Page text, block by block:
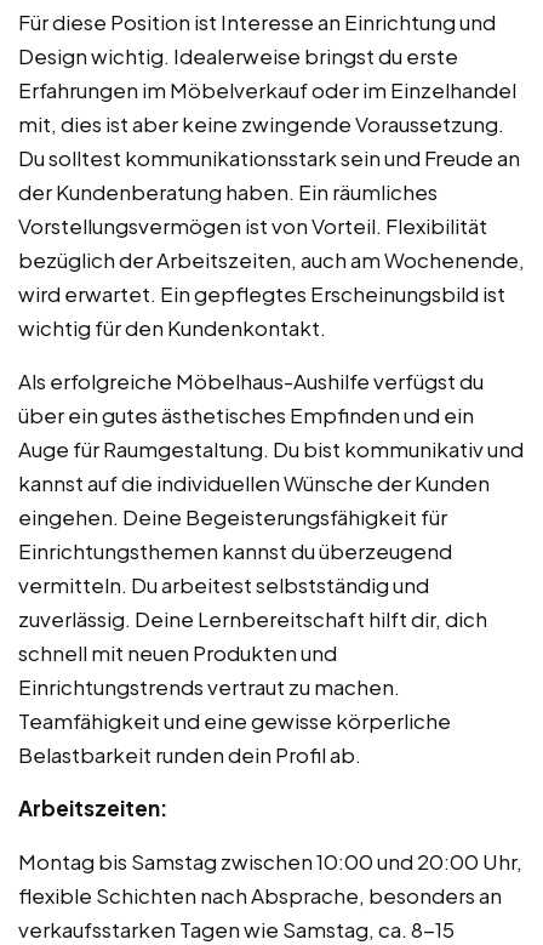
Für diese Position ist Interesse an Einrichtung und
Design wichtig. Idealerweise bringst du erste
Erfahrungen im Möbelverkauf oder im Einzelhandel
mit, dies ist aber keine zwingende Voraussetzung.
Du solltest kommunikationsstark sein und Freude an
der Kundenberatung haben. Ein räumliches
Vorstellungsvermögen ist von Vorteil. Flexibilität
bezüglich der Arbeitszeiten, auch am Wochenende,
wird erwartet. Ein gepflegtes Erscheinungsbild ist
wichtig für den Kundenkontakt.
Als erfolgreiche Möbelhaus-Aushilfe verfügst du
über ein gutes ästhetisches Empfinden und ein
Auge für Raumgestaltung. Du bist kommunikativ und
kannst auf die individuellen Wünsche der Kunden
eingehen. Deine Begeisterungsfähigkeit für
Einrichtungsthemen kannst du überzeugend
vermitteln. Du arbeitest selbstständig und
zuverlässig. Deine Lernbereitschaft hilft dir, dich
schnell mit neuen Produkten und
Einrichtungstrends vertraut zu machen.
Teamfähigkeit und eine gewisse körperliche
Belastbarkeit runden dein Profil ab.
Arbeitszeiten:
Montag bis Samstag zwischen 10:00 und 20:00 Uhr,
flexible Schichten nach Absprache, besonders an
verkaufsstarken Tagen wie Samstag, ca. 8-15